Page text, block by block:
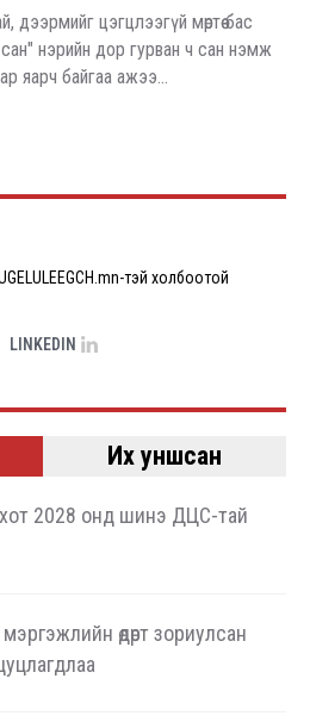
дээрмийг цэгцлээгүй мөртөө бас
нэрийн дор гурван ч сан нэмж
яарч байгаа ажээ...
тэй холбоотой
LINKEDIN
Их уншсан
2028 онд шинэ ДЦС-тай
өдөрт зориулсан